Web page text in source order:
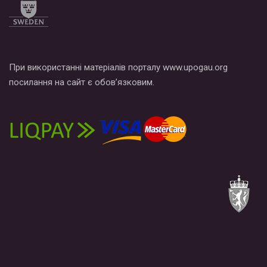
При використанні матеріалів порталу www.upogau.org
посилання на сайт є обов’язковим.